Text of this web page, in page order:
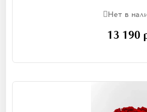
Нет в
13 190